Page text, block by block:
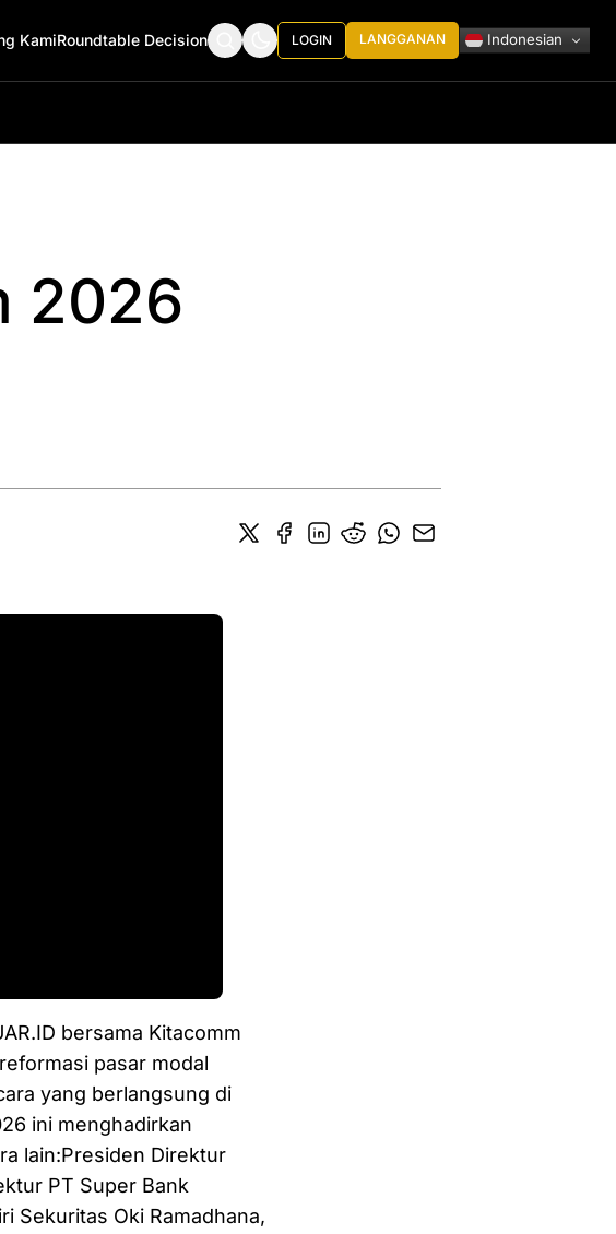
KamiRoundtable Decision LOGIN LANGGANAN Indonesian
2026
bersama Kitacomm
pasar modal
yang berlangsung di
ini menghadirkan
lain:Presiden Direktur
PT Super Bank
Sekuritas Oki Ramadhana,